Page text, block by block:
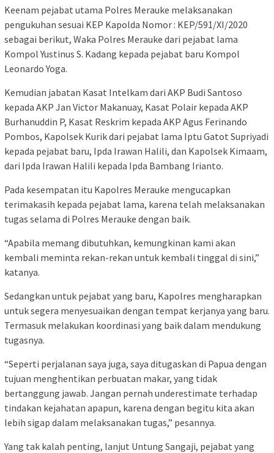
Keenam pejabat utama Polres Merauke melaksanakan
pengukuhan sesuai KEP Kapolda Nomor : KEP/591/XI/2020
sebagai berikut, Waka Polres Merauke dari pejabat lama
Kompol Yustinus S. Kadang kepada pejabat baru Kompol
Leonardo Yoga.
Kemudian jabatan Kasat Intelkam dari AKP Budi Santoso
kepada AKP Jan Victor Makanuay, Kasat Polair kepada AKP
Burhanuddin P, Kasat Reskrim kepada AKP Agus Ferinando
Pombos, Kapolsek Kurik dari pejabat lama Iptu Gatot Supriyadi
kepada pejabat baru, Ipda Irawan Halili, dan Kapolsek Kimaam,
dari Ipda Irawan Halili kepada Ipda Bambang Irianto.
Pada kesempatan itu Kapolres Merauke mengucapkan
terimakasih kepada pejabat lama, karena telah melaksanakan
tugas selama di Polres Merauke dengan baik.
“Apabila memang dibutuhkan, kemungkinan kami akan
kembali meminta rekan-rekan untuk kembali tinggal di sini,”
katanya.
Sedangkan untuk pejabat yang baru, Kapolres mengharapkan
untuk segera menyesuaikan dengan tempat kerjanya yang baru.
Termasuk melakukan koordinasi yang baik dalam mendukung
tugasnya.
“Seperti perjalanan saya juga, saya ditugaskan di Papua dengan
tujuan menghentikan perbuatan makar, yang tidak
bertanggung jawab. Jangan pernah underestimate terhadap
tindakan kejahatan apapun, karena dengan begitu kita akan
lebih sigap dalam melaksanakan tugas,” pesannya.
Yang tak kalah penting, lanjut Untung Sangaji, pejabat yang